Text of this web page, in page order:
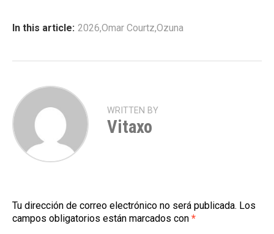
In this article: 2026,Omar Courtz,Ozuna
WRITTEN BY
Vitaxo
Tu dirección de correo electrónico no será publicada. Los
campos obligatorios están marcados con *